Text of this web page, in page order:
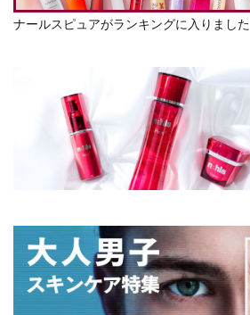
ナールスピュアがランキングに入りました